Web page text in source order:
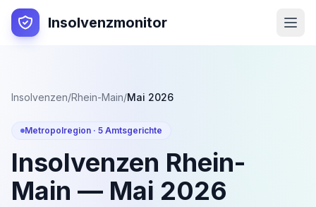
Insolvenzmonitor
Insolvenzen/Rhein-Main/Mai 2026
Metropolregion · 5 Amtsgerichte
Insolvenzen Rhein-
Main — Mai 2026